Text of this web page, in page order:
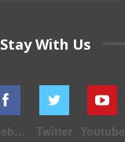
Stay With Us
Facebook Twitter Youtube